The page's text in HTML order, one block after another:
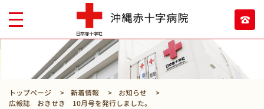
トップページ 新着情報
お知らせ
広報誌 おきせき 10月号を発行しました。